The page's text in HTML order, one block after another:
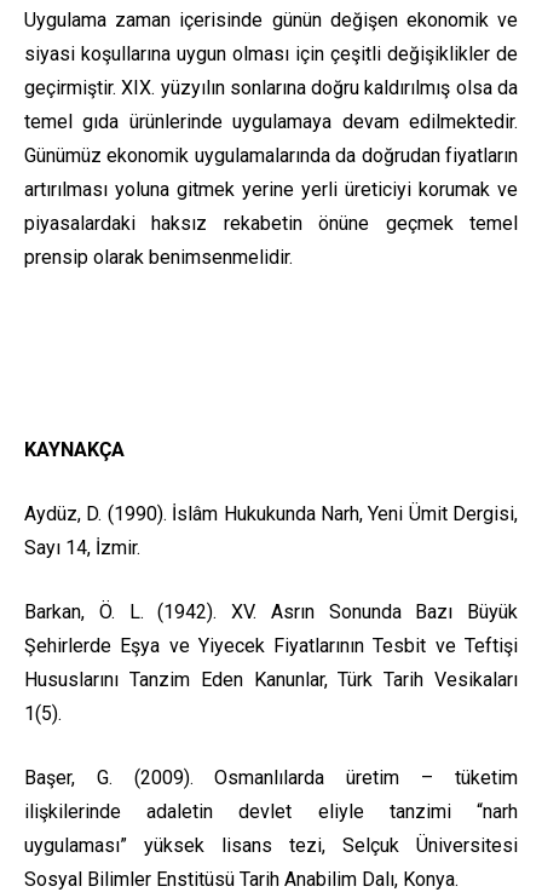
Uygulama zaman içerisinde günün değişen ekonomik ve
siyasi koşullarına uygun olması için çeşitli değişiklikler de
geçirmiştir. XIX. yüzyılın sonlarına doğru kaldırılmış olsa da
temel gıda ürünlerinde uygulamaya devam edilmektedir.
Günümüz ekonomik uygulamalarında da doğrudan fiyatların
artırılması yoluna gitmek yerine yerli üreticiyi korumak ve
piyasalardaki haksız rekabetin önüne geçmek temel
prensip olarak benimsenmelidir.
KAYNAKÇA
Aydüz, D. (1990). İslâm Hukukunda Narh, Yeni Ümit Dergisi,
Sayı 14, İzmir.
Barkan, Ö. L. (1942). XV. Asrın Sonunda Bazı Büyük
Şehirlerde Eşya ve Yiyecek Fiyatlarının Tesbit ve Teftişi
Hususlarını Tanzim Eden Kanunlar, Türk Tarih Vesikaları
1(5).
Başer, G. (2009). Osmanlılarda üretim – tüketim
ilişkilerinde adaletin devlet eliyle tanzimi “narh
uygulaması” yüksek lisans tezi, Selçuk Üniversitesi
Sosyal Bilimler Enstitüsü Tarih Anabilim Dalı, Konya.